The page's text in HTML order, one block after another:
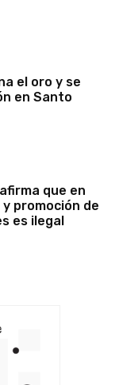
el oro y se
en Santo
que en
promoción de
es ilegal